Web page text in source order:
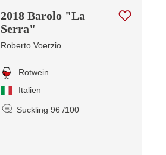
2018 Barolo "La
Serra"
Roberto Voerzio
Rotwein
Italien
Suckling 96 /100